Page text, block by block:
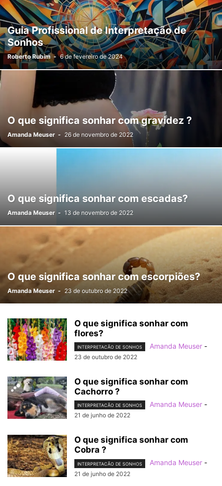
Guia Profissional de Interpretação de
Sonhos
Roberto Rubim - 6 de fevereiro de 2024
O que significa sonhar com gravidez ?
Amanda Meuser - 26 de novembro de 2022
O que significa sonhar com escadas?
Amanda Meuser - 13 de novembro de 2022
O que significa sonhar com escorpiões?
Amanda Meuser - 23 de outubro de 2022
O que significa sonhar com
flores?
INTERPRETACÃO DE SONHOS Amanda Meuser -
23 de outubro de 2022
O que significa sonhar com
Cachorro ?
INTERPRETACÃO DE SONHOS Amanda Meuser -
21 de junho de 2022
O que significa sonhar com
Cobra ?
INTERPRETACÃO DE SONHOS Amanda Meuser -
21 de junho de 2022